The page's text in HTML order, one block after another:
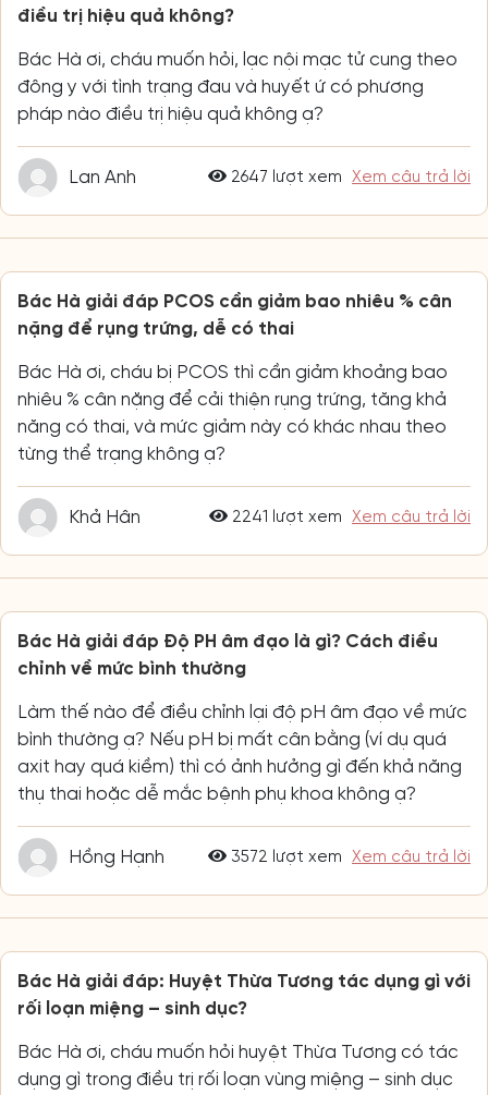
điều trị hiệu quả không?
Bác Hà ơi, cháu muốn hỏi, lạc nội mạc tử cung theo
đông y với tình trạng đau và huyết ứ có phương
pháp nào điều trị hiệu quả không ạ?
Lan Anh 2647 lượt xem Xem câu trả lời
Bác Hà giải đáp PCOS cần giảm bao nhiêu % cân
nặng để rụng trứng, dễ có thai
Bác Hà ơi, cháu bị PCOS thì cần giảm khoảng bao
nhiêu % cân nặng để cải thiện rụng trứng, tăng khả
năng có thai, và mức giảm này có khác nhau theo
từng thể trạng không ạ?
Khả Hân 2241 lượt xem Xem câu trả lời
Bác Hà giải đáp Độ PH âm đạo là gì? Cách điều
chỉnh về mức bình thường
Làm thế nào để điều chỉnh lại độ pH âm đạo về mức
bình thường ạ? Nếu pH bị mất cân bằng (ví dụ quá
axit hay quá kiềm) thì có ảnh hưởng gì đến khả năng
thụ thai hoặc dễ mắc bệnh phụ khoa không ạ?
Hồng Hạnh 3572 lượt xem Xem câu trả lời
Bác Hà giải đáp: Huyệt Thừa Tương tác dụng gì với
rối loạn miệng – sinh dục?
Bác Hà ơi, cháu muốn hỏi huyệt Thừa Tương có tác
dụng gì trong điều trị rối loạn vùng miệng – sinh dục